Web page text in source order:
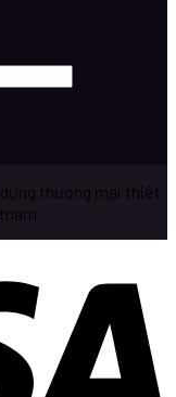
thương mại thiết